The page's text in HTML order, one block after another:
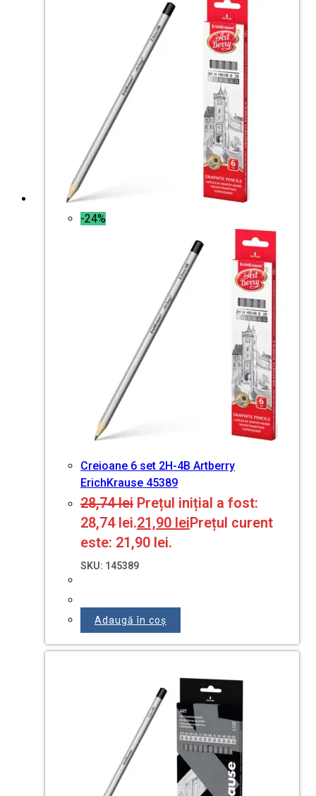
-24%
Creioane 6 set 2H-4B Artberry
ErichKrause 45389
28,74lei Prețul inițial a fost:
28,74 lei.21,90 leiPrețul curent
este: 21,90 lei.
SKU: 145389
Adaugă în coș